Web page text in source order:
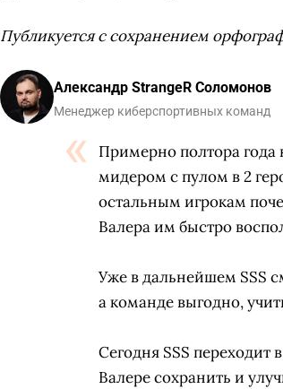
Публикуется с сохранением
Александр StrangeR Соломонов
Менеджер киберспортивных команд
Примерно полтора года
мидером с пулом в 2
остальным игрокам
Валера им быстро
Уже в дальнейшем SSS
а команде выгодно,
Сегодня SSS переходит
Валере сохранить и